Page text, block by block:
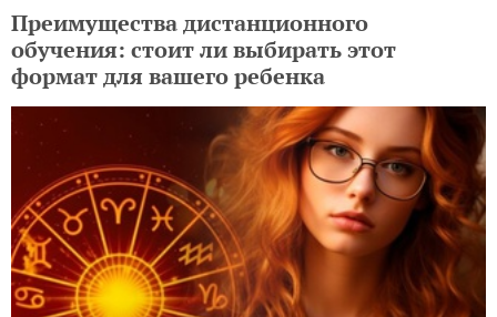
Преимущества дистанционного
обучения: стоит ли выбирать этот
формат для вашего ребенка